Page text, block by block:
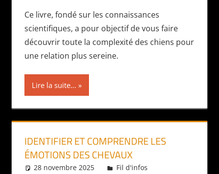
Ce livre, fondé sur les connaissances
scientifiques, a pour objectif de vous faire
découvrir toute la complexité des chiens pour
une relation plus sereine.
Lire la suite...
IDENTIFIER ET COMPRENDRE LES
ÉMOTIONS DES CHEVAUX
28 novembre 2025 Daniel
Fil d'infos